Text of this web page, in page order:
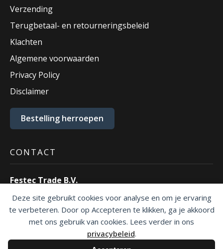
Deze site gebruikt cookies voor analyse en om je ervaring
te verbeteren. Door op Accepteren te klikken, ga je akkoord
met ons gebruik van cookies. Lees verder in ons
privacybeleid.
Verzending
Terugbetaal- en retourneringsbeleid
Klachten
Algemene voorwaarden
Privacy Policy
Disclaimer
Bestelling herroepen
CONTACT
Festec Trade B.V.
4879 NP Etten-Leur.
076 – 30 30 500
info@festec.nl